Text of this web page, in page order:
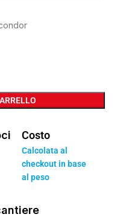
Costo
Calcolata al
checkout in base
al peso